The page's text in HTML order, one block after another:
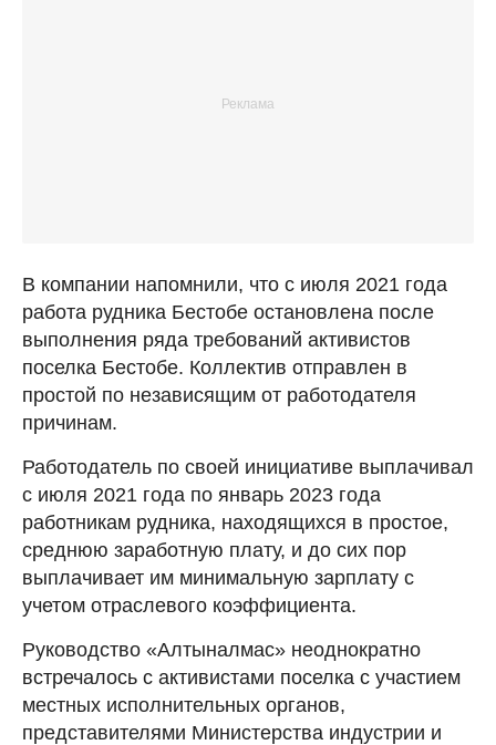
В компании напомнили, что с июля 2021 года
работа рудника Бестобе остановлена после
выполнения ряда требований активистов
поселка Бестобе. Коллектив отправлен в
простой по независящим от работодателя
причинам.
Работодатель по своей инициативе выплачивал
с июля 2021 года по январь 2023 года
работникам рудника, находящихся в простое,
среднюю заработную плату, и до сих пор
выплачивает им минимальную зарплату с
учетом отраслевого коэффициента.
Руководство «Алтыналмас» неоднократно
встречалось с активистами поселка с участием
местных исполнительных органов,
представителями Министерства индустрии и